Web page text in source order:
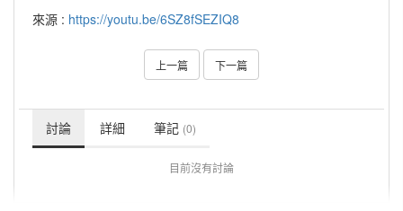
來源 : https://youtu.be/6SZ8fSEZIQ8
上一篇 下一篇
討論 詳細 筆記 (0)
目前沒有討論